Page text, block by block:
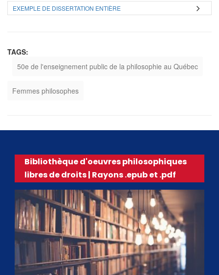
EXEMPLE DE DISSERTATION ENTIÈRE
TAGS:
50e de l'enseignement public de la philosophie au Québec
Femmes philosophes
Bibliothèque d'oeuvres philosophiques
libres de droits | Rayons .epub et .pdf